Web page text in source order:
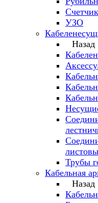
УЗО
Назад
Трубы
Кабельная
Назад